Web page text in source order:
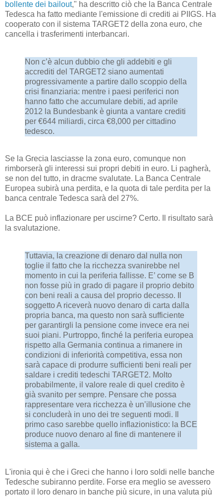
bollente dei bailout," ha descritto ciò che la Banca Centrale
Tedesca ha fatto mediante l'emissione di crediti ai PIIGS. Ha
cooperato con il sistema TARGET2 della zona euro, che
cancella i trasferimenti interbancari.
Non c’è alcun dubbio che gli addebiti e gli
accrediti del TARGET2 siano aumentati
progressivamente a partire dallo scoppio della
crisi finanziaria: mentre i paesi periferici non
hanno fatto che accumulare debiti, ad aprile
2012 la Bundesbank è giunta a vantare crediti
per €644 miliardi, circa €8,000 per cittadino
tedesco.
Se la Grecia lasciasse la zona euro, comunque non
rimborserà gli interessi sui propri debiti in euro. Li pagherà,
se non del tutto, in dracme svalutate. La Banca Centrale
Europea subirà una perdita, e la quota di tale perdita per la
banca centrale Tedesca sarà del 27%.
La BCE può inflazionare per uscirne? Certo. Il risultato sarà
la svalutazione.
Tuttavia, la creazione di denaro dal nulla non
toglie il fatto che la ricchezza svanirebbe nel
momento in cui la periferia fallisse. E’ come se B
non fosse più in grado di pagare il proprio debito
con beni reali a causa del proprio decesso. Il
soggetto A riceverà nuovo denaro di carta dalla
propria banca, ma questo non sarà sufficiente
per garantirgli la pensione come invece era nei
suoi piani. Purtroppo, finché la periferia europea
rispetto alla Germania continua a rimanere in
condizioni di inferiorità competitiva, essa non
sarà capace di produrre sufficienti beni reali per
saldare i crediti tedeschi TARGET2. Molto
probabilmente, il valore reale di quel credito è
già svanito per sempre. Pensare che possa
rappresentare vera ricchezza è un’illusione che
si concluderà in uno dei tre seguenti modi. Il
primo caso sarebbe quello inflazionistico: la BCE
produce nuovo denaro al fine di mantenere il
sistema a galla.
L'ironia qui è che i Greci che hanno i loro soldi nelle banche
Tedesche subiranno perdite. Forse era meglio se avessero
portato il loro denaro in banche più sicure, in una valuta più